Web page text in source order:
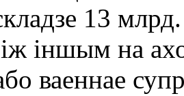
13
іншым на
ваеннае